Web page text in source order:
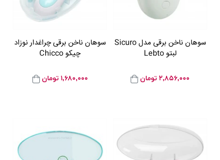
سوهان ناخن برقی مدل Sicuro
لبتو Lebto
۲,۸۵۶,۰۰۰ تومان
سوهان ناخن برقی چراغدار نوزاد
چیکو Chicco
۱,۶۸۰,۰۰۰ تومان